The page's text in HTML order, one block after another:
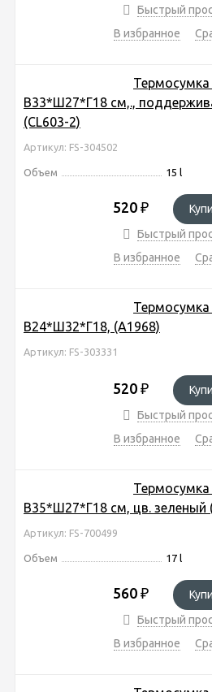
Быстрый
В избранное
Термосумка
В33*Ш27*Г18 cм,.,
(CL603-2)
Артикул: FS-304502
Объем 15 l
520 ₽
Быстрый
В избранное
Термосумка
В24*Ш32*Г18, (A1968)
Артикул: FS-303331
520 ₽
Быстрый
В избранное
Термосумка
В35*Ш27*Г18 см, цв. зеленый
Артикул: FS-700499
Объем 17 l
560 ₽
Быстрый
В избранное